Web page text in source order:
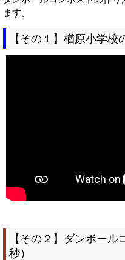
ます。
【その１】楢原小学校
【その２】ダンボー
秒）